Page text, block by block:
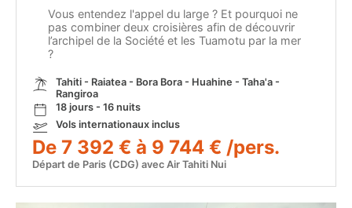
Vous entendez l'appel du large ? Et pourquoi ne
pas combiner deux croisières afin de découvrir
l’archipel de la Société et les Tuamotu par la mer
?
Tahiti - Raiatea - Bora Bora - Huahine - Taha'a -
Rangiroa
18 jours - 16 nuits
Vols internationaux inclus
De 7 392 € à 9 744 € /pers.
Départ de Paris (CDG) avec Air Tahiti Nui